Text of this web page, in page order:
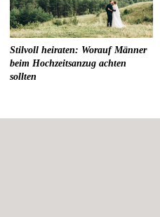
Stilvoll heiraten: Worauf Männer
beim Hochzeitsanzug achten
sollten